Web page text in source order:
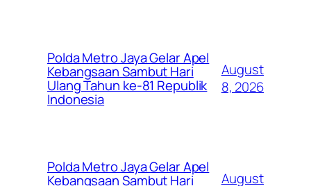
Polda Metro Jaya Gelar Apel
Kebangsaan Sambut Hari
Ulang Tahun ke-81 Republik
Indonesia
August
8, 2026
Polda Metro Jaya Gelar Apel
Kebangsaan Sambut Hari August